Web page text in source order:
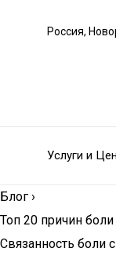
Россия,
Услуги и
Блог ›
Топ 20 причин
Связанность боли